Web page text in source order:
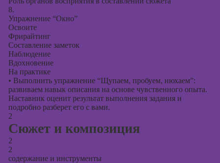
8.
Упражнение “Окно”
Освоите
Фрирайтинг
Составление заметок
Наблюдение
Вдохновение
На практике
• Выполнить упражнение “Щупаем, пробуем, нюхаем”:
развиваем навык описания на основе чувственного опыта.
Наставник оценит результат выполнения задания и
подробно разберет его с вами.
2
Сюжет и композиция
2
2
содержание и инструменты